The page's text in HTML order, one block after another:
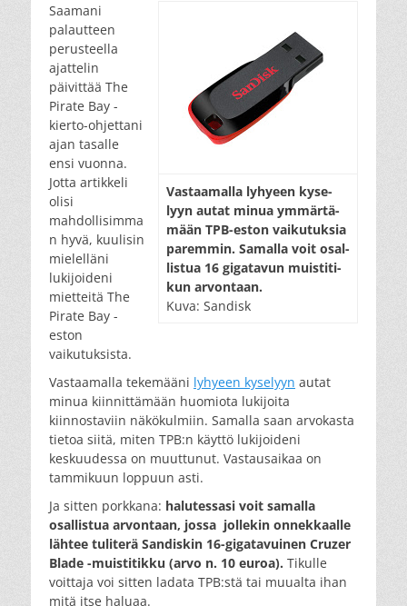
Vas­taa­mal­la ly­hy­een ky­se­
lyyn au­tat mi­nua ym­mär­tä­
mään TPB-es­ton vai­ku­tuk­sia
pa­rem­min. Sa­mal­la voit osal­
lis­tua 16 gi­ga­ta­vun muis­ti­ti­
kun ar­von­taan.
Kuva: Sandisk
Saamani
palautteen
perusteella
ajattelin
päivittää The
Pirate Bay -
kierto-ohjettani
ajan tasalle
ensi vuonna.
Jotta artikkeli
olisi
mahdollisimma
n hyvä, kuulisin
mielelläni
lukijoideni
mietteitä The
Pirate Bay -
eston
vaikutuksista.
Vastaamalla tekemääni lyhyeen kyselyyn autat
minua kiinnittämään huomiota lukijoita
kiinnostaviin näkökulmiin. Samalla saan arvokasta
tietoa siitä, miten TPB:n käyttö lukijoideni
keskuudessa on muuttunut. Vastausaikaa on
tammikuun loppuun asti.
Ja sitten porkkana: halutessasi voit samalla
osallistua arvontaan, jossa jollekin onnekkaalle
lähtee tuliterä Sandiskin 16-gigatavuinen Cruzer
Blade -muistitikku (arvo n. 10 euroa). Tikulle
voittaja voi sitten ladata TPB:stä tai muualta ihan
mitä itse haluaa.